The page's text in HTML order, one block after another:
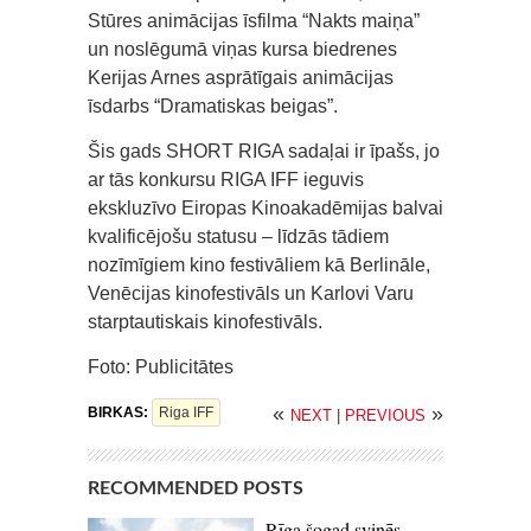
Stūres animācijas īsfilma “Nakts maiņa”
un noslēgumā viņas kursa biedrenes
Kerijas Arnes asprātīgais animācijas
īsdarbs “Dramatiskas beigas”.
Šis gads SHORT RIGA sadaļai ir īpašs, jo
ar tās konkursu RIGA IFF ieguvis
ekskluzīvo Eiropas Kinoakadēmijas balvai
kvalificējošu statusu – līdzās tādiem
nozīmīgiem kino festivāliem kā Berlināle,
Venēcijas kinofestivāls un Karlovi Varu
starptautiskais kinofestivāls.
Foto: Publicitātes
BIRKAS: Riga IFF « NEXT PREVIOUS »
RECOMMENDED POSTS